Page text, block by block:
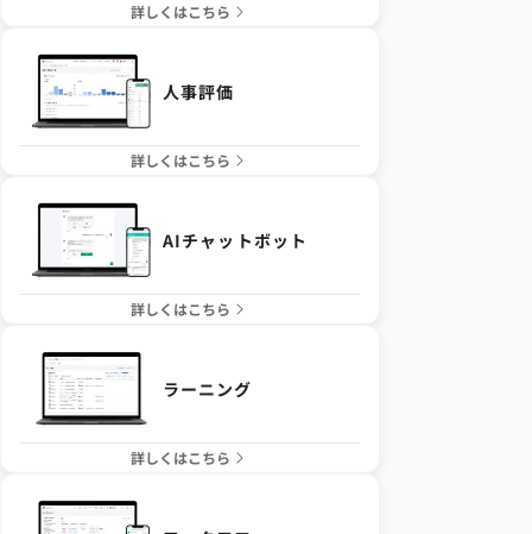
詳しくはこちら
人事評価
詳しくはこちら
AIチャットボット
詳しくはこちら
ラーニング
詳しくはこちら